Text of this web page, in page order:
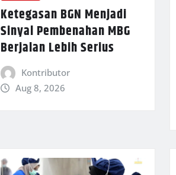
Ketegasan BGN Menjadi
Sinyal Pembenahan MBG
Berjalan Lebih Serius
Kontributor
Aug 8, 2026